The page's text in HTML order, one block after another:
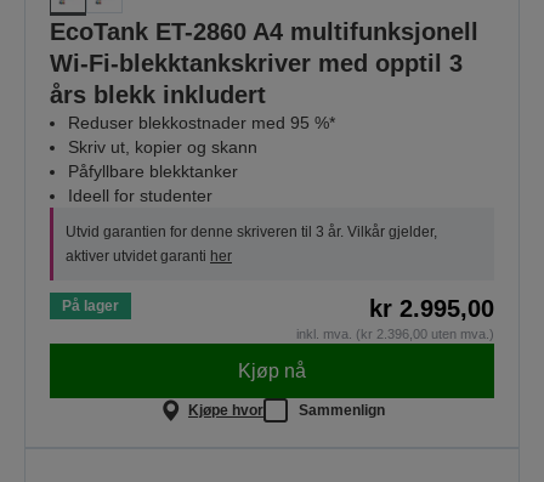
EcoTank ET-2860 A4 multifunksjonell
Wi-Fi-blekktankskriver med opptil 3
års blekk inkludert
Reduser blekkostnader med 95 %*
Skriv ut, kopier og skann
Påfyllbare blekktanker
Ideell for studenter
Utvid garantien for denne skriveren til 3 år. Vilkår gjelder,
aktiver utvidet garanti her
På lager kr 2.995,00
inkl. mva. (kr 2.396,00 uten mva.)
Kjøp nå
Kjøpe hvor Sammenlign